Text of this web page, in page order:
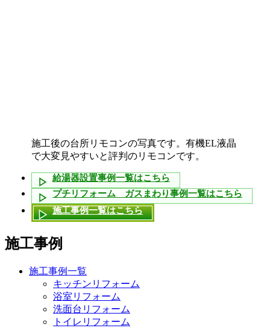
施工後の台所リモコンの写真です。有機EL液晶
で大変見やすいと評判のリモコンです。
給湯器設置事例一覧はこちら
プチリフォーム ガスまわり事例一覧はこちら
施工事例一覧はこちら
施工事例
施工事例一覧
キッチンリフォーム
浴室リフォーム
洗面台リフォーム
トイレリフォーム